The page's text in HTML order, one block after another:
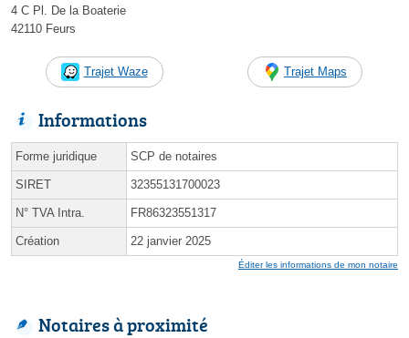
4 C Pl. De la Boaterie
42110 Feurs
Trajet Waze Trajet Maps
Informations
Forme juridique SCP de notaires
SIRET 32355131700023
N° TVA Intra. FR86323551317
Création 22 janvier 2025
Éditer les informations de mon notaire
Notaires à proximité